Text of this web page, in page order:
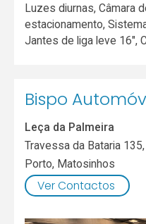
Luzes diurnas, Câmara
estacionamento,
Jantes de liga leve 16",
Bispo
Leça da Palmeira
Travessa da Bataria
Porto, Matosinhos
Ver Contactos